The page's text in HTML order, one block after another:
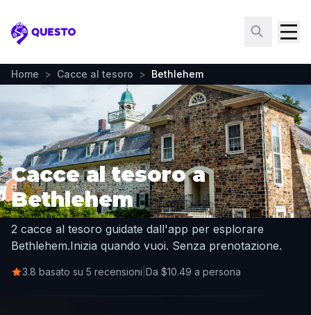
Questo
Home > Cacce al tesoro > Bethlehem
Cacce al tesoro a
Bethlehem
2 cacce al tesoro guidate dall'app per esplorare
Bethlehem.Inizia quando vuoi. Senza prenotazione.
3.8 basato su 5 recensioni Da $10.49 a persona